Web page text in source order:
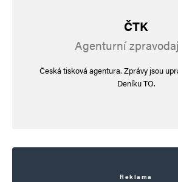
Webová
Uložit do prohlížeče jméno, e-mail a webovou
ČTK
Agenturní
Česká tisková agentura. Zprávy jsou
Deníku TO.
Reklama